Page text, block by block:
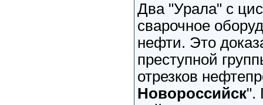
Два "Урала" с
сварочное
нефти. Это
преступной
отрезков
Новороссийск".